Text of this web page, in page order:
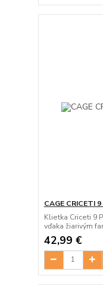
CAGE CRICETI
Klietka Criceti 9
vďaka žiarivým
42,99 €